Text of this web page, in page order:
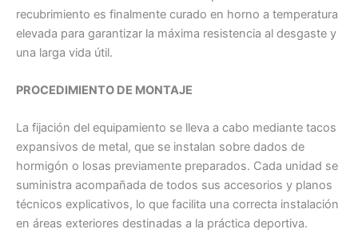
recubrimiento es finalmente curado en horno a temperatura
elevada para garantizar la máxima resistencia al desgaste y
una larga vida útil.
PROCEDIMIENTO DE MONTAJE
La fijación del equipamiento se lleva a cabo mediante tacos
expansivos de metal, que se instalan sobre dados de
hormigón o losas previamente preparados. Cada unidad se
suministra acompañada de todos sus accesorios y planos
técnicos explicativos, lo que facilita una correcta instalación
en áreas exteriores destinadas a la práctica deportiva.